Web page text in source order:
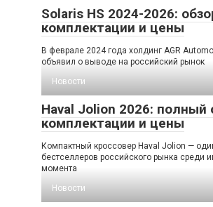
Solaris HS 2024-2026:
комплектации и цены
В феврале 2024 года холдинг AGR
объявил о выводе на российский рынок
Новости
Haval Jolion 2026: полный
комплектации и цены
Компактный кроссовер Haval Jolion —
бестселлеров российского рынка среди
момента
Новости